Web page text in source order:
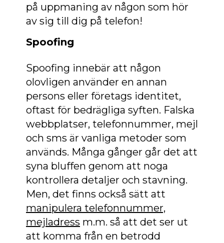
på uppmaning av någon som hör
av sig till dig på telefon!
Spoofing
Spoofing innebär att någon
olovligen använder en annan
persons eller företags identitet,
oftast för bedrägliga syften. Falska
webbplatser, telefonnummer, mejl
och sms är vanliga metoder som
används. Många gånger går det att
syna bluffen genom att noga
kontrollera detaljer och stavning.
Men, det finns också sätt att
manipulera telefonnummer,
mejladress m.m. så att det ser ut
att komma från en betrodd